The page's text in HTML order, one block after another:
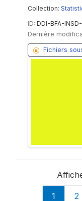
Collection:
ID: DDI-BFA-
Dernière
Fichiers
1 2